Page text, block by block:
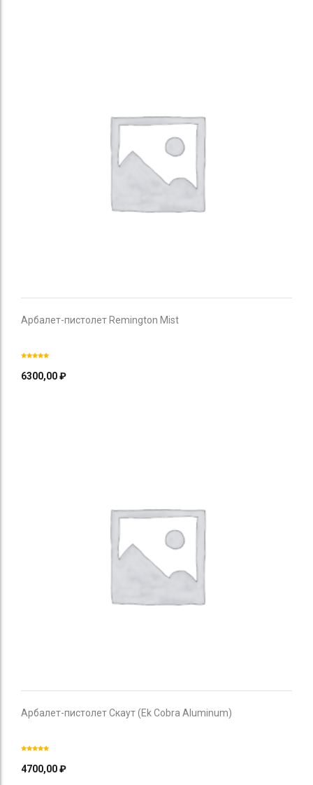
Арбалет-пистолет Remington Mist
6300,00₽
Арбалет-пистолет Скаут (Ek Cobra Aluminum)
4700,00₽